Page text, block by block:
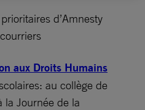
d’Amnesty
aux Droits Humains
au collège de
la Journée de la